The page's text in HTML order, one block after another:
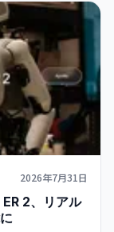
2026年7月31日
2、リアル